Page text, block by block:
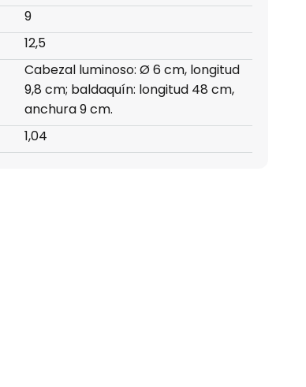
9
12,5
Cabezal luminoso: Ø 6 cm, longitud
9,8 cm; baldaquín: longitud 48 cm,
anchura 9 cm.
1,04